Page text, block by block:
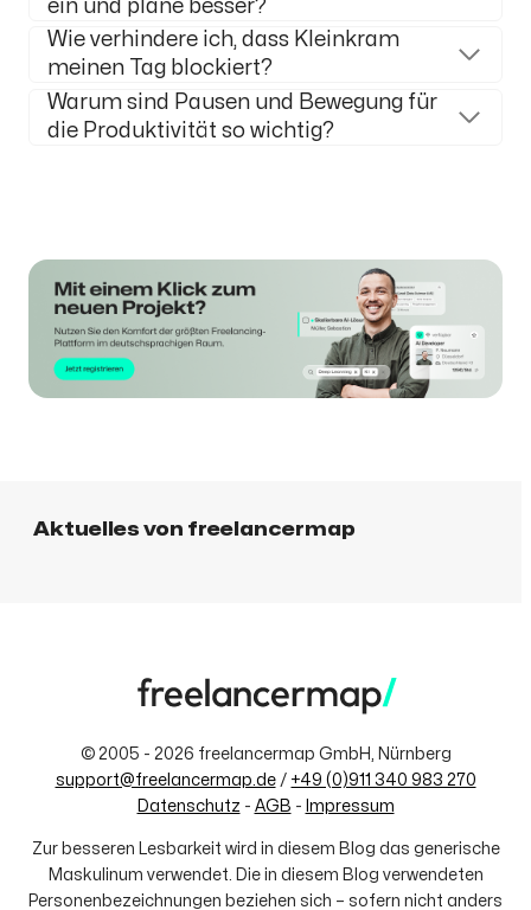
ein und plane besser?
Wie verhindere ich, dass Kleinkram
meinen Tag blockiert?
Warum sind Pausen und Bewegung für
die Produktivität so wichtig?
Aktuelles von freelancermap
© 2005 - 2026 freelancermap GmbH, Nürnberg
support@freelancermap.de/ +49 (0)911 340 983 270
Datenschutz - AGB - Impressum
Zur besseren Lesbarkeit wird in diesem Blog das generische
Maskulinum verwendet. Die in diesem Blog verwendeten
Personenbezeichnungen beziehen sich – sofern nicht anders